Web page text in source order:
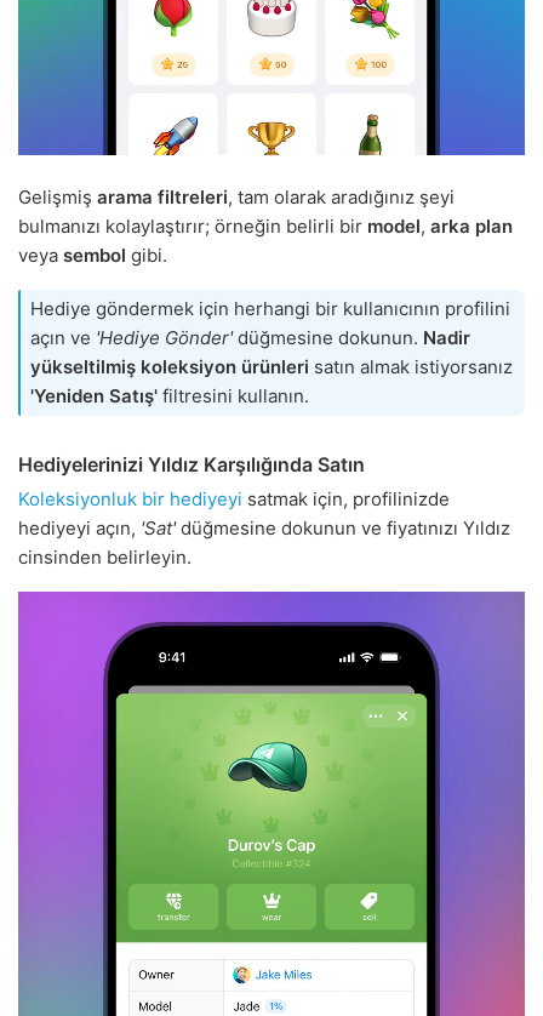
Gelişmiş arama filtreleri, tam olarak aradığınız şeyi
bulmanızı kolaylaştırır; örneğin belirli bir model, arka plan
veya sembol gibi.
Hediye göndermek için herhangi bir kullanıcının profilini
açın ve 'Hediye Gönder'düğmesine dokunun. Nadir
yükseltilmiş koleksiyon ürünleri satın almak istiyorsanız
'Yeniden Satış' filtresini kullanın.
Hediyelerinizi Yıldız Karşılığında Satın
Koleksiyonluk bir hediyeyi satmak için, profilinizde
hediyeyi açın, 'Sat'düğmesine dokunun ve fiyatınızı Yıldız
cinsinden belirleyin.